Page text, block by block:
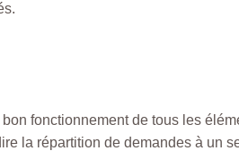
fonctionnement de tous les
la répartition de demandes à un